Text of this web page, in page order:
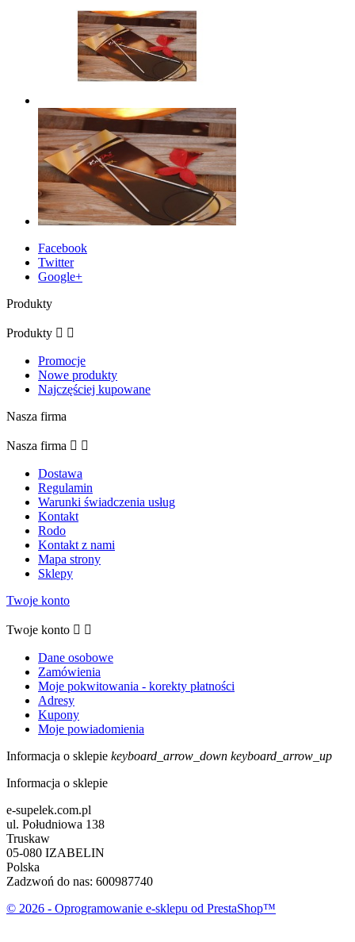
Facebook
Twitter
Google+
Produkty
Produkty  
Promocje
Nowe produkty
Najczęściej kupowane
Nasza firma
Nasza firma  
Dostawa
Regulamin
Warunki świadczenia usług
Kontakt
Rodo
Kontakt z nami
Mapa strony
Sklepy
Twoje konto
Twoje konto  
Dane osobowe
Zamówienia
Moje pokwitowania - korekty płatności
Adresy
Kupony
Moje powiadomienia
Informacja o sklepie keyboard_arrow_down keyboard_arrow_up
Informacja o sklepie
e-supelek.com.pl
ul. Południowa 138
Truskaw
05-080 IZABELIN
Polska
Zadzwoń do nas: 600987740
© 2026 - Oprogramowanie e-sklepu od PrestaShop™